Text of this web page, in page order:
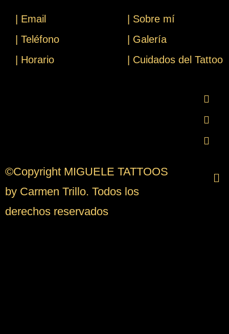
| Email
| Sobre mí
| Teléfono
| Horario
| Galería
| Cuidados del Tattoo
©Copyright MIGUELE TATTOOS
by Carmen Trillo. Todos los
derechos reservados